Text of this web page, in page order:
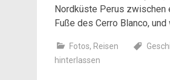
Nordküste Perus zwischen
Fuße des Cerro Blanco,
Fotos, Reisen
hinterlassen